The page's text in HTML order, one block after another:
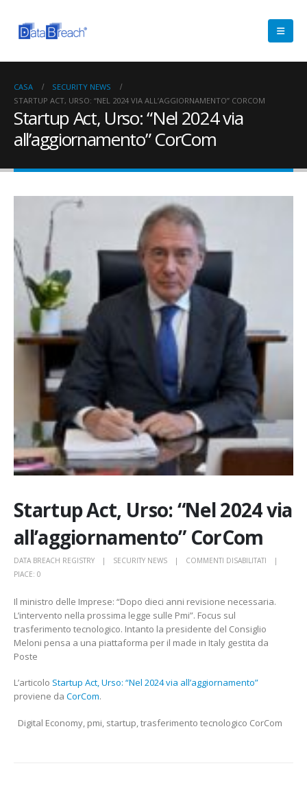
CASA
SECURITY NEWS
STARTUP ACT, URSO: “NEL 2024 VIA ALL’AGGIORNAMENTO” CORCOM
Startup Act, Urso: “Nel 2024 via
all’aggiornamento” CorCom
Startup Act, Urso: “Nel 2024 via
all’aggiornamento” CorCom
DATA BREACH REGISTRY SECURITY NEWS COMMENTI DISABILITATI
URSO:
VIA
PIACE: 0
Il ministro delle Imprese: “Dopo dieci anni revisione necessaria.
L’intervento nella prossima legge sulle Pmi”. Focus sul
trasferimento tecnologico. Intanto la presidente del Consiglio
Meloni pensa a una piattaforma per il made in Italy gestita da
Poste
L’articolo Startup Act, Urso: “Nel 2024 via all’aggiornamento”
proviene da CorCom.
Digital Economy, pmi, startup, trasferimento tecnologico CorCom